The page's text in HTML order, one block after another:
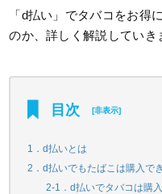
「d払い」でタバコをお得
のか、詳しく解説していき
目次 [非表示]
1．d払いとは
2．d払いでもたばこは購入で
2-1．d払いでタバコは購